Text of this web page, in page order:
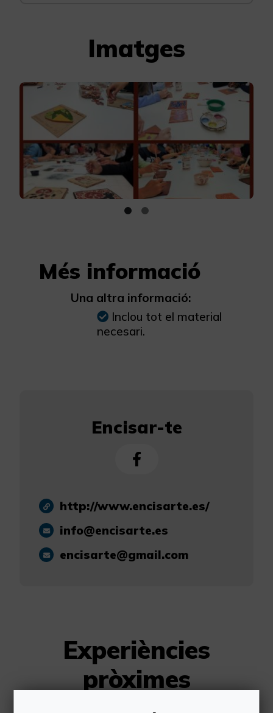
Imatges
Més informació
Una altra informació:
Inclou tot el material
necesari.
Encisar-te
http://www.encisarte.es/
info@encisarte.es
encisarte@gmail.com
Experiències
pròximes